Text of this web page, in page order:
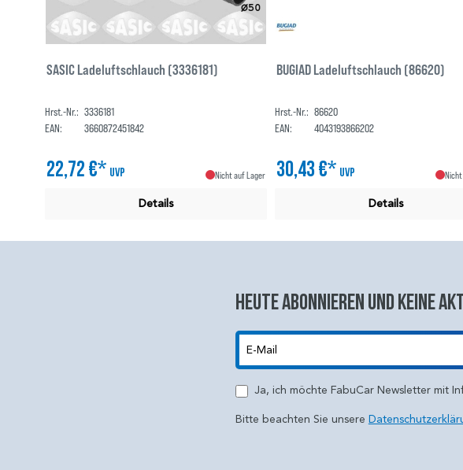
SASIC Ladeluftschlauch (3336181)
Hrst.-Nr.: 3336181
EAN:
3660872451842
22,72 €* UVP Nicht auf Lager
Details
BUGIAD Ladeluftschlauch (86620)
Hrst.-Nr.: 86620
EAN:
4043193866202
30,43 €* UVP
Details
Heute abonnieren und keine
Ja, ich möchte FabuCar Newsletter mit
Bitte beachten Sie unsere